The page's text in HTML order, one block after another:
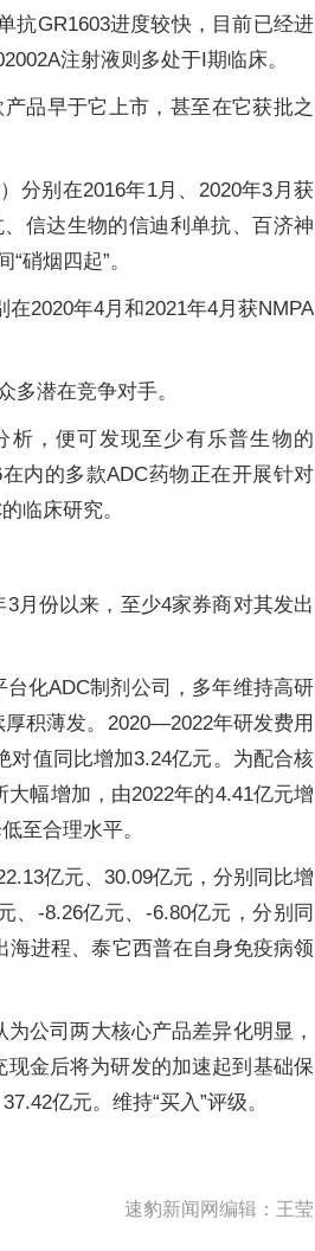
抗GR1603进度较快，目前已经进
注射液则多处于I期临床。
品早于它上市，甚至在它获批之
分别在2016年1月、2020年3月获
信达生物的信迪利单抗、百济神
硝烟四起”。
2020年4月和2021年4月获NMPA
多潜在竞争对手。
析，便可发现至少有乐普生物的
内的多款ADC药物正在开展针对
临床研究。
月份以来，至少4家券商对其发出
化ADC制剂公司，多年维持高研
积薄发。2020—2022年研发费用
对值同比增加3.24亿元。为配合核
幅增加，由2022年的4.41亿元增
至合理水平。
亿元、30.09亿元，分别同比增
、-8.26亿元、-6.80亿元，分别同
海进程、泰它西普在自身免疫病领
公司两大核心产品差异化明显，
金后将为研发的加速起到基础保
亿元。维持“买入”评级。
速豹新闻网编辑：王莹